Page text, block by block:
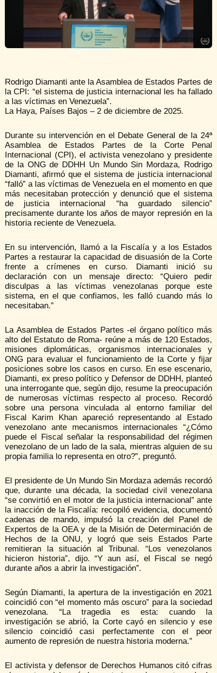
Rodrigo Diamanti ante la Asamblea de Estados Partes de
la CPI: “el sistema de justicia internacional les ha fallado
a las víctimas en Venezuela”.
La Haya, Países Bajos – 2 de diciembre de 2025.
Durante su intervención en el Debate General de la 24ª
Asamblea de Estados Partes de la Corte Penal
Internacional (CPI), el activista venezolano y presidente
de la ONG de DDHH Un Mundo Sin Mordaza, Rodrigo
Diamanti, afirmó que el sistema de justicia internacional
“falló” a las víctimas de Venezuela en el momento en que
más necesitaban protección y denunció que el sistema
de justicia internacional “ha guardado silencio”
precisamente durante los años de mayor represión en la
historia reciente de Venezuela.
En su intervención, llamó a la Fiscalía y a los Estados
Partes a restaurar la capacidad de disuasión de la Corte
frente a crímenes en curso. Diamanti inició su
declaración con un mensaje directo: “Quiero pedir
disculpas a las víctimas venezolanas porque este
sistema, en el que confiamos, les falló cuando más lo
necesitaban.”
La Asamblea de Estados Partes -el órgano político más
alto del Estatuto de Roma- reúne a más de 120 Estados,
misiones diplomáticas, organismos internacionales y
ONG para evaluar el funcionamiento de la Corte y fijar
posiciones sobre los casos en curso. En ese escenario,
Diamanti, ex preso político y Defensor de DDHH, planteó
una interrogante que, según dijo, resume la preocupación
de numerosas víctimas respecto al proceso. Recordó
sobre una persona vinculada al entorno familiar del
Fiscal Karim Khan apareció representando al Estado
venezolano ante mecanismos internacionales “¿Cómo
puede el Fiscal señalar la responsabilidad del régimen
venezolano de un lado de la sala, mientras alguien de su
propia familia lo representa en otro?”, preguntó.
El presidente de Un Mundo Sin Mordaza además recordó
que, durante una década, la sociedad civil venezolana
“se convirtió en el motor de la justicia internacional” ante
la inacción de la Fiscalía: recopiló evidencia, documentó
cadenas de mando, impulsó la creación del Panel de
Expertos de la OEA y de la Misión de Determinación de
Hechos de la ONU, y logró que seis Estados Parte
remitieran la situación al Tribunal. “Los venezolanos
hicieron historia”, dijo. “Y aun así, el Fiscal se negó
durante años a abrir la investigación”.
Según Diamanti, la apertura de la investigación en 2021
coincidió con “el momento más oscuro” para la sociedad
venezolana. “La tragedia es esta: cuando la
investigación se abrió, la Corte cayó en silencio y ese
silencio coincidió casi perfectamente con el peor
aumento de represión de nuestra historia moderna.”
El activista y defensor de Derechos Humanos citó cifras